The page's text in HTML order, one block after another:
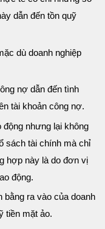
dẫn đến tồn quỹ
dù doanh nghiệp
nợ dẫn đến tình
tài khoản công nợ.
nhưng lại không
sách tài chính mà chỉ
hợp này là do đơn vị
động.
bằng ra vào của doanh
tiền mặt ảo.